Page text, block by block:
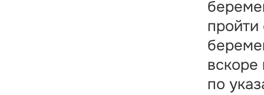
пройти
вскоре
по